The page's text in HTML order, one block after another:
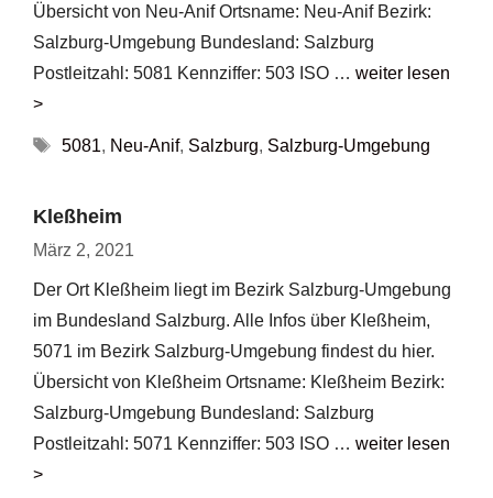
Übersicht von Neu-Anif Ortsname: Neu-Anif Bezirk:
Salzburg-Umgebung Bundesland: Salzburg
Postleitzahl: 5081 Kennziffer: 503 ISO … weiter lesen
>
Schlagwörter
5081, Neu-Anif, Salzburg, Salzburg-Umgebung
Kleßheim
März 2, 2021
Der Ort Kleßheim liegt im Bezirk Salzburg-Umgebung
im Bundesland Salzburg. Alle Infos über Kleßheim,
5071 im Bezirk Salzburg-Umgebung findest du hier.
Übersicht von Kleßheim Ortsname: Kleßheim Bezirk:
Salzburg-Umgebung Bundesland: Salzburg
Postleitzahl: 5071 Kennziffer: 503 ISO … weiter lesen
>